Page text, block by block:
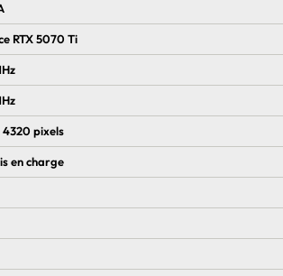
RTX 5070 Ti
4320 pixels
en charge